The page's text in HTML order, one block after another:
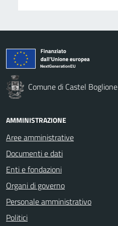
Comune di Castel Boglione
AMMINISTRAZIONE
Aree amministrative
Documenti e dati
Enti e fondazioni
Organi di governo
Personale amministrativo
Politici